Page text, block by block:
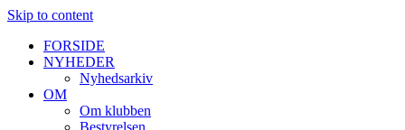
Skip to content
FORSIDE
NYHEDER
Nyhedsarkiv
OM
Om klubben
Bestyrelsen